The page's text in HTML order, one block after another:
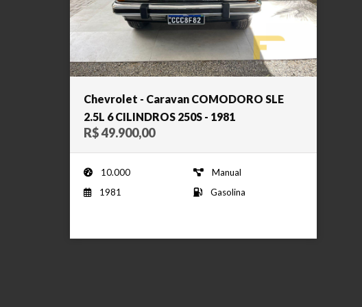
Chevrolet - Caravan COMODORO SLE
2.5L 6 CILINDROS 250S - 1981
R$ 49.900,00
10.000
Manual
1981
Gasolina